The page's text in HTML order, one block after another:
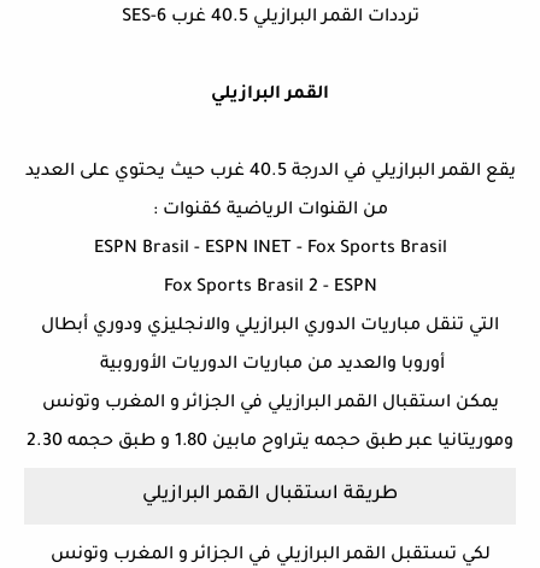
ترددات القمر البرازيلي 40.5 غرب SES-6
القمر البرازيلي
يقع القمر البرازيلي في الدرجة 40.5 غرب حيث يحتوي على العديد
من القنوات الرياضية كقنوات :
ESPN Brasil - ESPN INET - Fox Sports Brasil
Fox Sports Brasil 2 - ESPN
التي تنقل مباريات الدوري البرازيلي والانجليزي ودوري أبطال
أوروبا والعديد من مباريات الدوريات الأوروبية
يمكن استقبال القمر البرازيلي في الجزائر و المغرب وتونس
وموريتانيا عبر طبق حجمه يتراوح مابين 1.80 و طبق حجمه 2.30
طريقة استقبال القمر البرازيلي
لكي تستقبل القمر البرازيلي في الجزائر و المغرب وتونس